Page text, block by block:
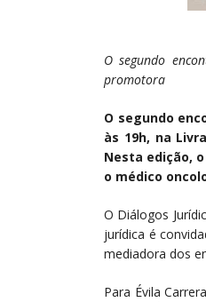
O segundo
promotora
O segundo
às 19h, na
Nesta edição,
o médico
O Diálogos
jurídica é
mediadora dos
Para Évila